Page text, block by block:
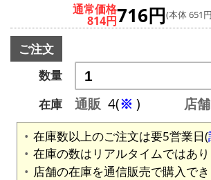
通常価格
814円716円(本体 651
ご注文
数量
在庫
通販 4(※ ) 店舗
在庫数以上のご注文は要5営業日(
在庫の数はリアルタイムではあり
店舗の在庫を通信販売で購入でき